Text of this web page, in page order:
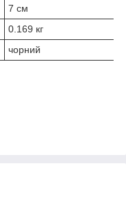
7 см
0.169 кг
чорний